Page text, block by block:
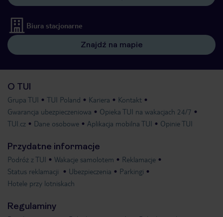
Biura stacjonarne
Znajdź na mapie
O TUI
Grupa TUI TUI Poland Kariera
Kontakt
Gwarancja ubezpieczeniowa
Opieka TUI na wakacjach 24/7
TUI.cz
Dane osobowe Aplikacja mobilna TUI Opinie TUI
Przydatne informacje
Podróż z TUI Wakacje samolotem
Reklamacje
Status reklamacji
Ubezpieczenia
Parkingi
Hotele przy lotniskach
Regulaminy